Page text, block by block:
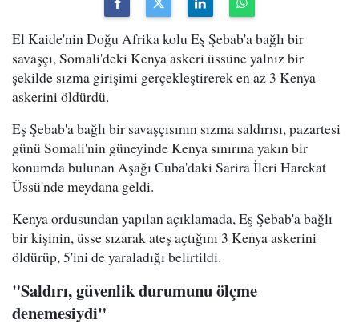
El Kaide'nin Doğu Afrika kolu Eş Şebab'a bağlı bir
savaşçı, Somali'deki Kenya askeri üssüne yalnız bir
şekilde sızma girişimi gerçekleştirerek en az 3 Kenya
askerini öldürdü.
Eş Şebab'a bağlı bir savaşçısının sızma saldırısı, pazartesi
günü Somali'nin güneyinde Kenya sınırına yakın bir
konumda bulunan Aşağı Cuba'daki Sarira İleri Harekat
Üssü'nde meydana geldi.
Kenya ordusundan yapılan açıklamada, Eş Şebab'a bağlı
bir kişinin, üsse sızarak ateş açtığını 3 Kenya askerini
öldürüp, 5'ini de yaraladığı belirtildi.
"Saldırı, güvenlik durumunu ölçme
denemesiydi"